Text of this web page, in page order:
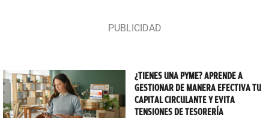
¿TIENES UNA PYME? APRENDE A
GESTIONAR DE MANERA EFECTIVA TU
CAPITAL CIRCULANTE Y EVITA
TENSIONES DE TESORERÍA